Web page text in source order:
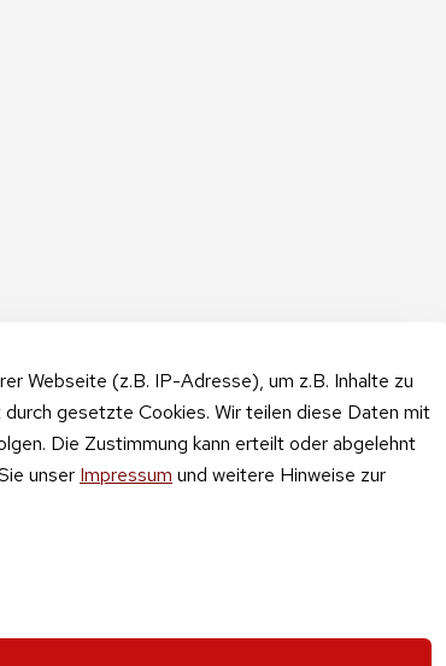
Webseite (z.B. IP-Adresse), um z.B. Inhalte zu
gesetzte Cookies. Wir teilen diese Daten mit
Die Zustimmung kann erteilt oder abgelehnt
unser Impressum und weitere Hinweise zur